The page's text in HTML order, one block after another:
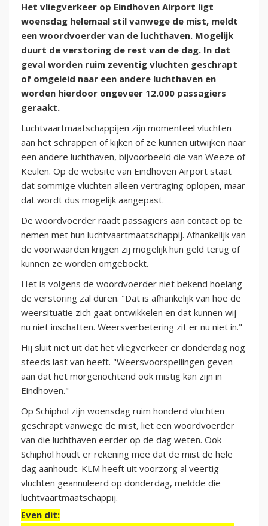
Het vliegverkeer op Eindhoven Airport ligt
woensdag helemaal stil vanwege de mist, meldt
een woordvoerder van de luchthaven. Mogelijk
duurt de verstoring de rest van de dag. In dat
geval worden ruim zeventig vluchten geschrapt
of omgeleid naar een andere luchthaven en
worden hierdoor ongeveer 12.000 passagiers
geraakt.
Luchtvaartmaatschappijen zijn momenteel vluchten
aan het schrappen of kijken of ze kunnen uitwijken naar
een andere luchthaven, bijvoorbeeld die van Weeze of
Keulen. Op de website van Eindhoven Airport staat
dat sommige vluchten alleen vertraging oplopen, maar
dat wordt dus mogelijk aangepast.
De woordvoerder raadt passagiers aan contact op te
nemen met hun luchtvaartmaatschappij. Afhankelijk van
de voorwaarden krijgen zij mogelijk hun geld terug of
kunnen ze worden omgeboekt.
Het is volgens de woordvoerder niet bekend hoelang
de verstoring zal duren. "Dat is afhankelijk van hoe de
weersituatie zich gaat ontwikkelen en dat kunnen wij
nu niet inschatten. Weersverbetering zit er nu niet in."
Hij sluit niet uit dat het vliegverkeer er donderdag nog
steeds last van heeft. "Weersvoorspellingen geven
aan dat het morgenochtend ook mistig kan zijn in
Eindhoven."
Op Schiphol zijn woensdag ruim honderd vluchten
geschrapt vanwege de mist, liet een woordvoerder
van die luchthaven eerder op de dag weten. Ook
Schiphol houdt er rekening mee dat de mist de hele
dag aanhoudt. KLM heeft uit voorzorg al veertig
vluchten geannuleerd op donderdag, meldde die
luchtvaartmaatschappij.
Even dit: